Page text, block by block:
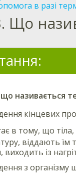
в разі
Що
називається
кінцевих
в тому, що
віддають їм
виходить із
з організму